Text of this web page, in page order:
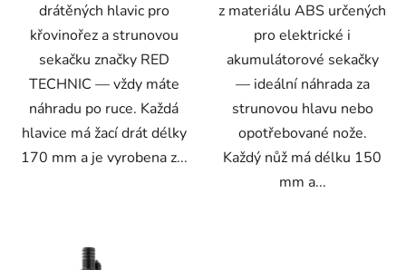
drátěných hlavic pro
křovinořez a strunovou
sekačku značky RED
TECHNIC — vždy máte
náhradu po ruce. Každá
hlavice má žací drát délky
170 mm a je vyrobena z...
z materiálu ABS určených
pro elektrické i
akumulátorové sekačky
— ideální náhrada za
strunovou hlavu nebo
opotřebované nože.
Každý nůž má délku 150
mm a...